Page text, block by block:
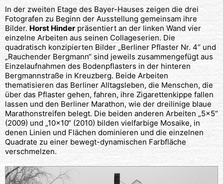
In der zweiten Etage des Bayer-Hauses zeigen die drei
Fotografen zu Beginn der Ausstellung gemeinsam ihre
Bilder. Horst Hinder präsentiert an der linken Wand vier
einzelne Arbeiten aus seinen Collageserien. Die
quadratisch konzipierten Bilder „Berliner Pflaster Nr. 4“ und
„Rauchender Bergmann“ sind jeweils zusammengefügt aus
Einzelaufnahmen des Bodenpflasters in der hinteren
Bergmannstraße in Kreuzberg. Beide Arbeiten
thematisieren das Berliner Alltagsleben, die Menschen, die
über das Pflaster gehen, fahren, ihre Zigarettenkippe fallen
lassen und den Berliner Marathon, wie der dreilinige blaue
Marathonstreifen belegt. Die beiden anderen Arbeiten „5×5“
(2009) und „10×10“ (2010) bilden vielfarbige Mosaike, in
denen Linien und Flächen dominieren und die einzelnen
Quadrate zu einer bewegt-dynamischen Farbfläche
verschmelzen.